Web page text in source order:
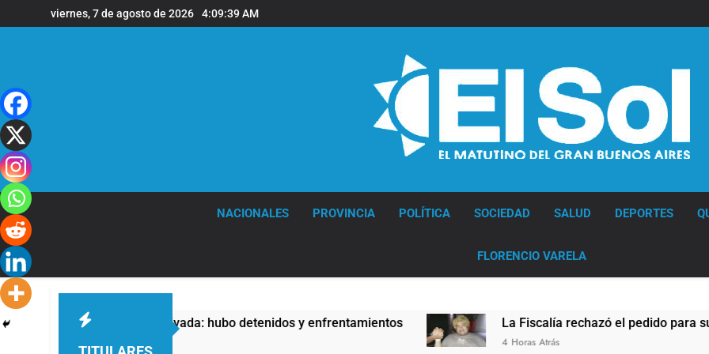
al
viernes, 7 de agosto de 2026 4:09:39 AM
NACIONALES PROVINCIA POLÍTICA SOCIEDAD SALUD DEPORTES
FLORENCIO VARELA
de Propiedad Privada: hubo detenidos y enfrentamientos La Fiscalía rechazó el pedido para
4 Horas Atrás